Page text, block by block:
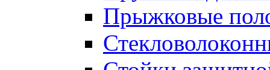
Прыжковые